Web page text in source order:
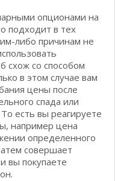
опционами на
подходит в тех
либо причинам не
схож со способом
в этом случае вам
цены после
спада или
есть вы реагируете
например цена
определенного
совершает
вы покупаете